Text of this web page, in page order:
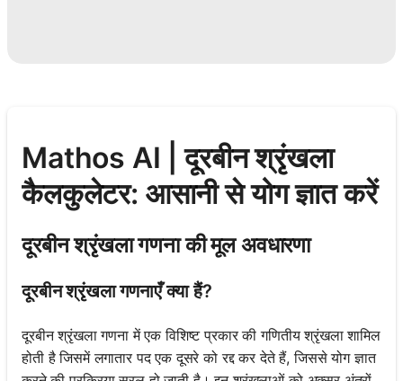
Mathos AI | दूरबीन श्रृंखला
कैलकुलेटर: आसानी से योग ज्ञात करें
दूरबीन श्रृंखला गणना की मूल अवधारणा
दूरबीन श्रृंखला गणनाएँ क्या हैं?
दूरबीन श्रृंखला गणना में एक विशिष्ट प्रकार की गणितीय श्रृंखला शामिल
होती है जिसमें लगातार पद एक दूसरे को रद्द कर देते हैं, जिससे योग ज्ञात